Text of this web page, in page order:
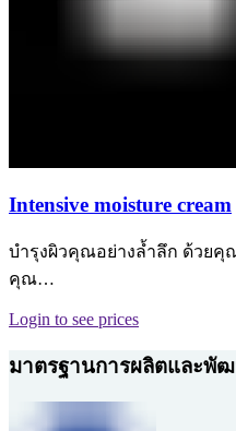
Intensive moisture cream
บำรุงผิวคุณอย่างล้ำลึก ด้วย
คุณ…
Login to see prices
มาตรฐานการผลิตและพั